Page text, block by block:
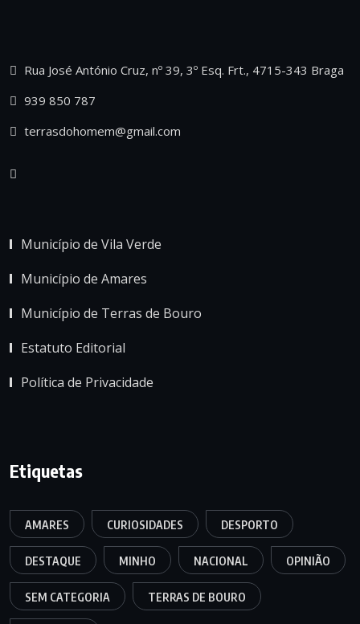
Rua José António Cruz, nº 39, 3º Esq. Frt., 4715-343 Braga
939 850 787
terrasdohomem@gmail.com
Município de Vila Verde
Município de Amares
Município de Terras de Bouro
Estatuto Editorial
Política de Privacidade
Etiquetas
AMARES CURIOSIDADES DESPORTO
DESTAQUE MINHO NACIONAL OPINIÃO
SEM CATEGORIA TERRAS DE BOURO